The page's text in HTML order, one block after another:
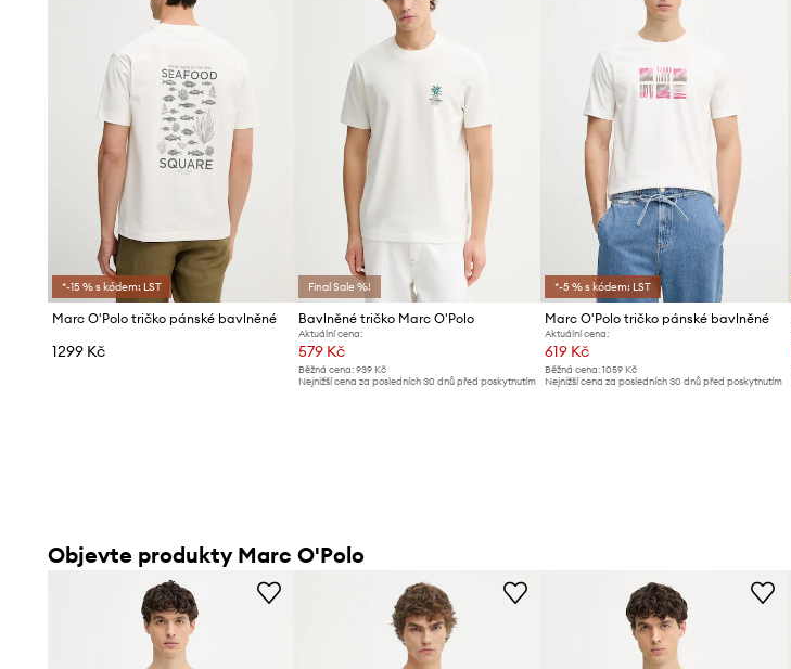
*-15 % s kódem: LST
Marc O'Polo tričko pánské bavlněné
1299 Kč
Final Sale %!
Bavlněné tričko Marc O'Polo
Aktuální cena:
579 Kč
Běžná cena:939 Kč
Nejnižší cena za posledních 30 dnů před poskytnutím
*-5 % s kódem: LST
Marc O'Polo tričko pánské bavlněné
Aktuální cena:
619 Kč
Běžná cena: 1059 Kč
Nejnižší cena za posledních 30 dnů před poskytnutím
Objevte produkty Marc O'Polo